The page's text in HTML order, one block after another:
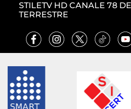
STILETV HD CANALE 78
TERRESTRE